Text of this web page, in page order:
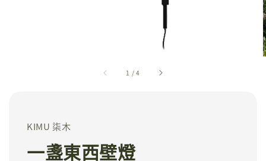
1 /4
KIMU 柒木
一盞東西壁燈